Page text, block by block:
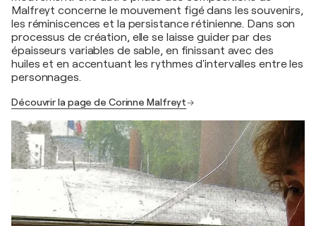
Malfreyt concerne le mouvement figé dans les souvenirs,
les réminiscences et la persistance rétinienne. Dans son
processus de création, elle se laisse guider par des
épaisseurs variables de sable, en finissant avec des
huiles et en accentuant les rythmes d'intervalles entre les
personnages.
Découvrir la page de Corinne Malfreyt